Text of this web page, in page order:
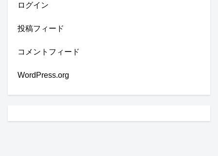
ログイン
投稿フィード
コメントフィード
WordPress.org